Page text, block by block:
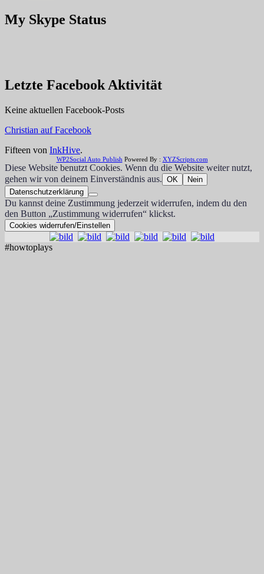
My Skype Status
Letzte Facebook Aktivität
Keine aktuellen Facebook-Posts
Christian auf Facebook
Fifteen von InkHive.
WP2Social Auto Publish Powered By : XYZScripts.com
Diese Website benutzt Cookies. Wenn du die Website weiter nutzt,
gehen wir von deinem Einverständnis aus. OK
Nein
Datenschutzerklärung
Du kannst deine Zustimmung jederzeit widerrufen, indem du den
den Button „Zustimmung widerrufen“ klickst.
Cookies widerrufen/Einstellen
#howtoplays